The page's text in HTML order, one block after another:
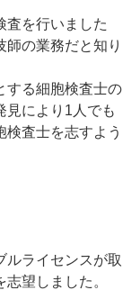
査を行いました
師の業務だと知り
する細胞検査士の
見により1人でも
検査士を志すよう
ルライセンスが取
望しました。